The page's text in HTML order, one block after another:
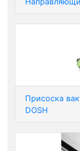
Присоска
DOSH